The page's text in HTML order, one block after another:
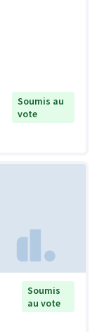
Soumis au
vote
Soumis
au vote